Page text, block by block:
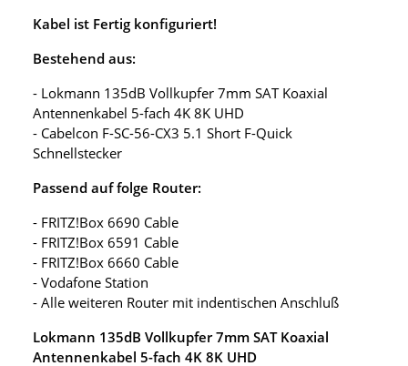
Kabel ist Fertig konfiguriert!
Bestehend aus:
- Lokmann 135dB Vollkupfer 7mm SAT Koaxial
Antennenkabel 5-fach 4K 8K UHD
- Cabelcon F-SC-56-CX3 5.1 Short F-Quick
Schnellstecker
Passend auf folge Router:
- FRITZ!Box 6690 Cable
- FRITZ!Box 6591 Cable
- FRITZ!Box 6660 Cable
- Vodafone Station
- Alle weiteren Router mit indentischen Anschluß
Lokmann 135dB Vollkupfer 7mm SAT Koaxial
Antennenkabel 5-fach 4K 8K UHD